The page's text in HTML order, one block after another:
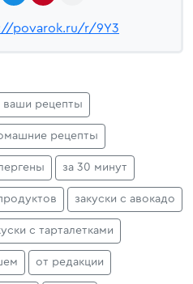
povarok.ru/r/9Y3
ваши рецепты
рецепты
за 30 минут
закуски с авокадо
с тарталетками
от редакции